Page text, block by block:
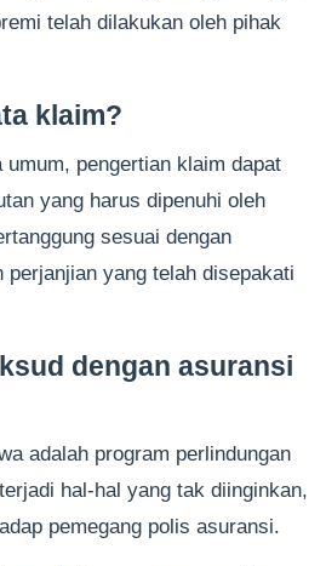
telah dilakukan oleh pihak
klaim?
pengertian klaim dapat
yang harus dipenuhi oleh
sesuai dengan
perjanjian yang telah disepakati
dengan asuransi
adalah program perlindungan
hal-hal yang tak diinginkan,
pemegang polis asuransi.